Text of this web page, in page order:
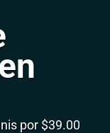
por $39.00